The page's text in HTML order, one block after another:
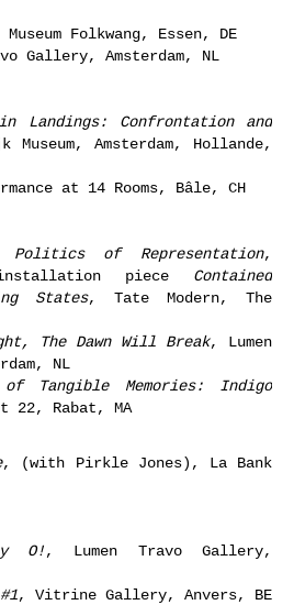
Folkwang, Essen, DE
Gallery, Amsterdam, NL
in Landings: Confrontation and
Amsterdam, Hollande,
at 14 Rooms, Bâle, CH
Politics of Representation,
installation piece Contained
States, Tate Modern, The
The Dawn Will Break, Lumen
NL
of Tangible Memories: Indigo
22, Rabat, MA
, (with Pirkle Jones), La Bank
O!, Lumen Travo Gallery,
, Vitrine Gallery, Anvers, BE